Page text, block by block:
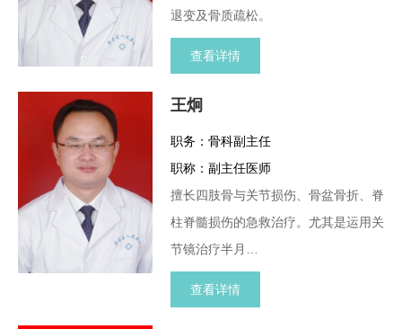
退变及骨质疏松。
查看详情
王炯
职务：骨科副主任
职称：副主任医师
擅长四肢骨与关节损伤、骨盆骨折、脊
柱脊髓损伤的急救治疗。尤其是运用关
节镜治疗半月…
查看详情